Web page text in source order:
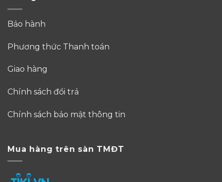
Bảo hành
Phương thức Thanh toán
Giao hàng
Chính sách đổi trả
Chính sách bảo mật thông tin
Mua hàng trên sàn TMĐT